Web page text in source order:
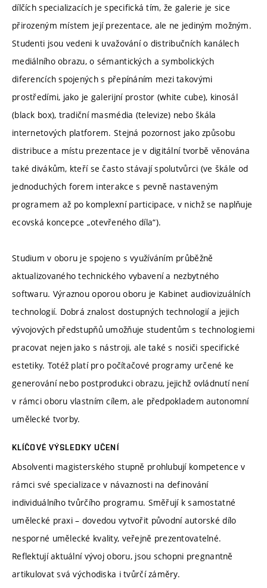
dílčích specializacích je specifická tím, že galerie je sice
přirozeným místem její prezentace, ale ne jediným možným.
Studenti jsou vedeni k uvažování o distribučních kanálech
mediálního obrazu, o sémantických a symbolických
diferencích spojených s přepínáním mezi takovými
prostředími, jako je galerijní prostor (white cube), kinosál
(black box), tradiční masmédia (televize) nebo škála
internetových platforem. Stejná pozornost jako způsobu
distribuce a místu prezentace je v digitální tvorbě věnována
také divákům, kteří se často stávají spolutvůrci (ve škále od
jednoduchých forem interakce s pevně nastaveným
programem až po komplexní participace, v nichž se naplňuje
ecovská koncepce „otevřeného díla“).
Studium v oboru je spojeno s využíváním průběžně
aktualizovaného technického vybavení a nezbytného
softwaru. Výraznou oporou oboru je Kabinet audiovizuálních
technologií. Dobrá znalost dostupných technologií a jejich
vývojových předstupňů umožňuje studentům s technologiemi
pracovat nejen jako s nástroji, ale také s nosiči specifické
estetiky. Totéž platí pro počítačové programy určené ke
generování nebo postprodukci obrazu, jejichž ovládnutí není
v rámci oboru vlastním cílem, ale předpokladem autonomní
umělecké tvorby.
KLÍČOVÉ VÝSLEDKY UČENÍ
Absolventi magisterského stupně prohlubují kompetence v
rámci své specializace v návaznosti na definování
individuálního tvůrčího programu. Směřují k samostatné
umělecké praxi – dovedou vytvořit původní autorské dílo
nesporné umělecké kvality, veřejně prezentovatelné.
Reflektují aktuální vývoj oboru, jsou schopni pregnantně
artikulovat svá východiska i tvůrčí záměry.